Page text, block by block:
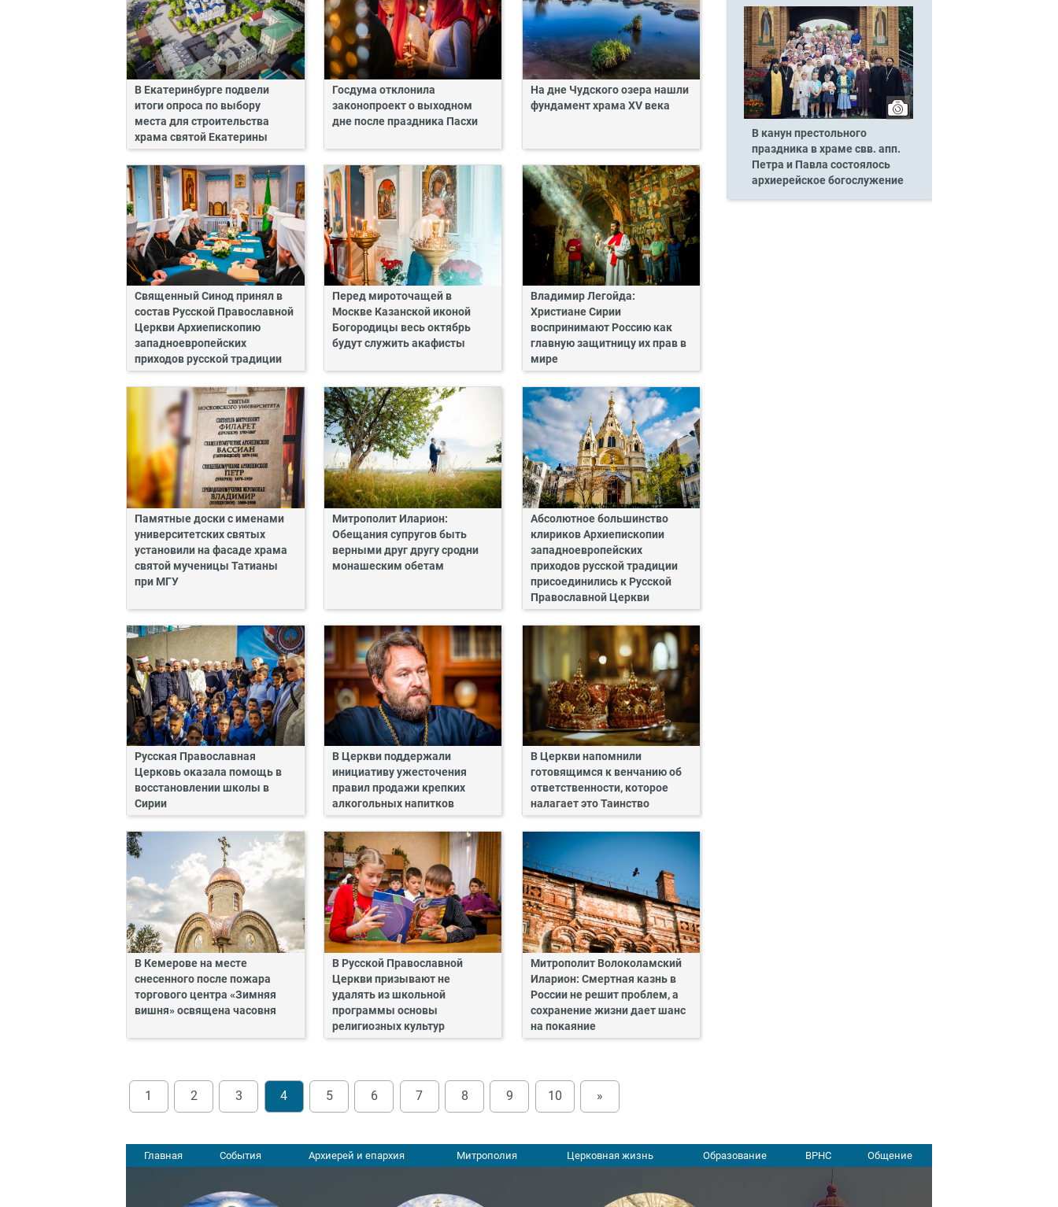
В Екатеринбурге подвели
итоги опроса по выбору
места для строительства
храма святой Екатерины
Госдума отклонила
законопроект о выходном
дне после праздника Пасхи
На дне Чудского озера нашли
фундамент храма XV века
Священный Синод принял в
состав Русской Православной
Церкви Архиепископию
западноевропейских
приходов русской традиции
Перед мироточащей в
Москве Казанской иконой
Богородицы весь октябрь
будут служить акафисты
Владимир Легойда:
Христиане Сирии
воспринимают Россию как
главную защитницу их прав в
мире
Памятные доски с именами
университетских святых
установили на фасаде храма
святой мученицы Татианы
при МГУ
Митрополит Иларион:
Обещания супругов быть
верными друг другу сродни
монашеским обетам
Абсолютное большинство
клириков Архиепископии
западноевропейских
приходов русской традиции
присоединились к Русской
Православной Церкви
Русская Православная
Церковь оказала помощь в
восстановлении школы в
Сирии
В Церкви поддержали
инициативу ужесточения
правил продажи крепких
алкогольных напитков
В Церкви напомнили
готовящимся к венчанию об
ответственности, которое
налагает это Таинство
В Кемерове на месте
снесенного после пожара
торгового центра «Зимняя
вишня» освящена часовня
В Русской Православной
Церкви призывают не
удалять из школьной
программы основы
религиозных культур
Митрополит Волоколамский
Иларион: Смертная казнь в
России не решит проблем, а
сохранение жизни дает шанс
на покаяние
1 2 3 4 5 6 7 8 9 10 »
В канун престольного
праздника в храме свв. апп.
Петра и Павла состоялось
архиерейское богослужение
Главная События Архиерей и епархия Митрополия Церковная жизнь Образование ВРНС Общение